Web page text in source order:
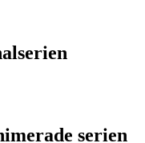
serien